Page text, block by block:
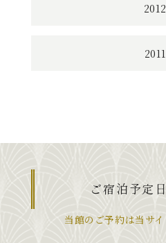
2012
2011
ご宿泊予定
当館のご予約は当サ